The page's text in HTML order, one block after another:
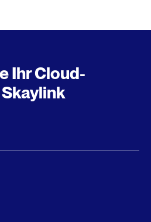
Ihr Cloud-